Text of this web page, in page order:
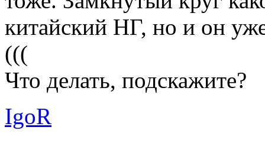
китайский НГ, но и он
(((
Что делать, подскажите?
IgoR